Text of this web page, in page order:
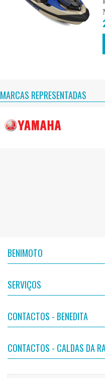
MARCAS REPRESENTADAS
BENIMOTO
SERVIÇOS
CONTACTOS - BENEDITA
CONTACTOS - CALDAS DA